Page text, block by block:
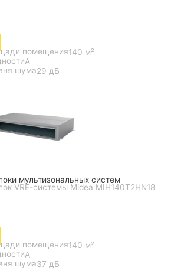
140 м²
A
29 дБ
мультизональных систем
VRF-системы Midea MIH140T2HN18
140 м²
A
37 дБ